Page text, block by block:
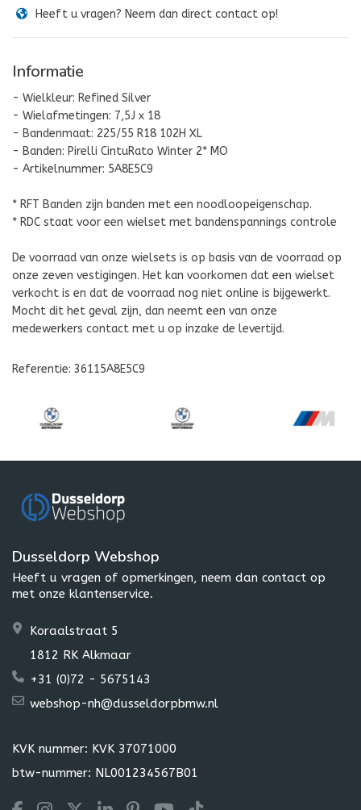
Heeft u vragen? Neem dan direct contact op!
Informatie
- Wielkleur: Refined Silver
- Wielafmetingen: 7,5J x 18
- Bandenmaat: 225/55 R18 102H XL
- Banden: Pirelli CintuRato Winter 2* MO
- Artikelnummer: 5A8E5C9
* RFT Banden zijn banden met een noodloopeigenschap.
* RDC staat voor een wielset met bandenspannings controle
De voorraad van onze wielsets is op basis van de voorraad op
onze zeven vestigingen. Het kan voorkomen dat een wielset
verkocht is en dat de voorraad nog niet online is bijgewerkt.
Mocht dit het geval zijn, dan neemt een van onze
medewerkers contact met u op inzake de levertijd.
Referentie: 36115A8E5C9
Dusseldorp Webshop
Heeft u vragen of opmerkingen, neem dan contact op
met onze klantenservice.
Koraalstraat 5
1812 RK Alkmaar
+31 (0)72 - 5675143
webshop-nh@dusseldorpbmw.nl
KVK nummer: KVK 37071000
btw-nummer: NL001234567B01